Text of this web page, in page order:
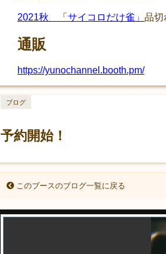
2021秋 「サイコロだけ雀」 品切
通販
https://yunochannel.booth.pm/
予約開始！
ブログ
このブースのブログ一覧に戻る